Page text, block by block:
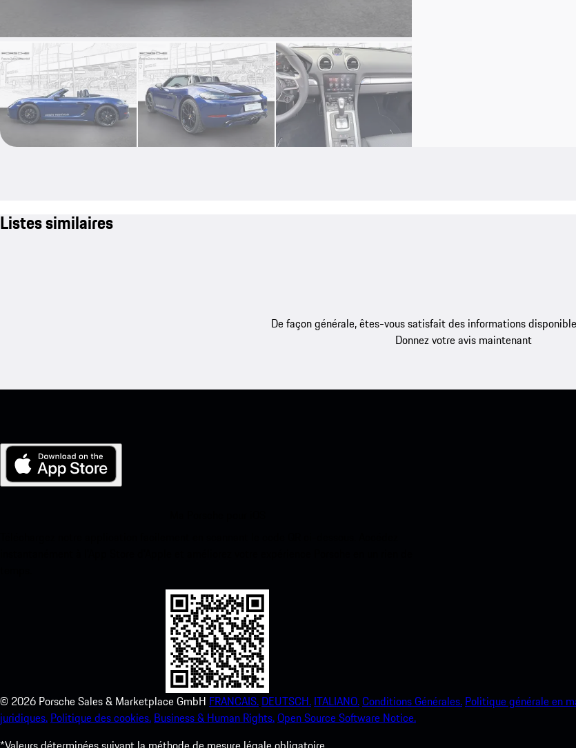
Listes similaires
De façon générale, êtes-vous satisfait des informations
Donnez votre avis maintenant
© 2026 Porsche Sales & Marketplace GmbH FRANCAIS. DEUTSCH. ITALIANO.Conditions Générales. Politique générale en
juridiques. Politique des cookies. Business & Human Rights.Open Source Software Notice.